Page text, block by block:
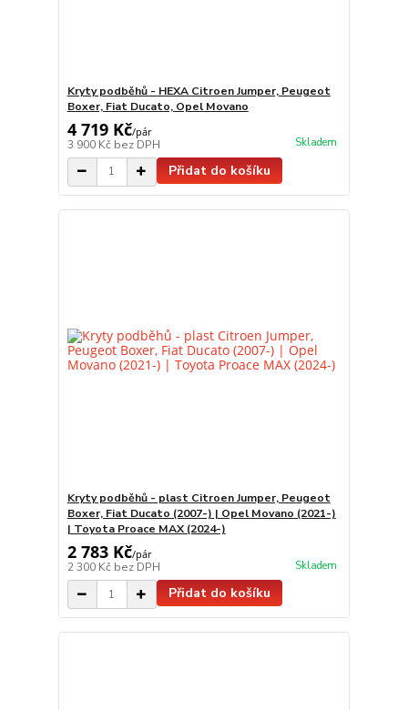
Kryty podběhů - HEXA Citroen Jumper, Peugeot
Boxer, Fiat Ducato, Opel Movano
4 719 Kč/pár
3 900 Kč bez DPH Skladem
Přidat do košíku
Kryty podběhů - plast Citroen Jumper, Peugeot
Boxer, Fiat Ducato (2007-) | Opel Movano (2021-)
| Toyota Proace MAX (2024-)
2 783 Kč/pár
2 300 Kč bez DPH Skladem
Přidat do košíku